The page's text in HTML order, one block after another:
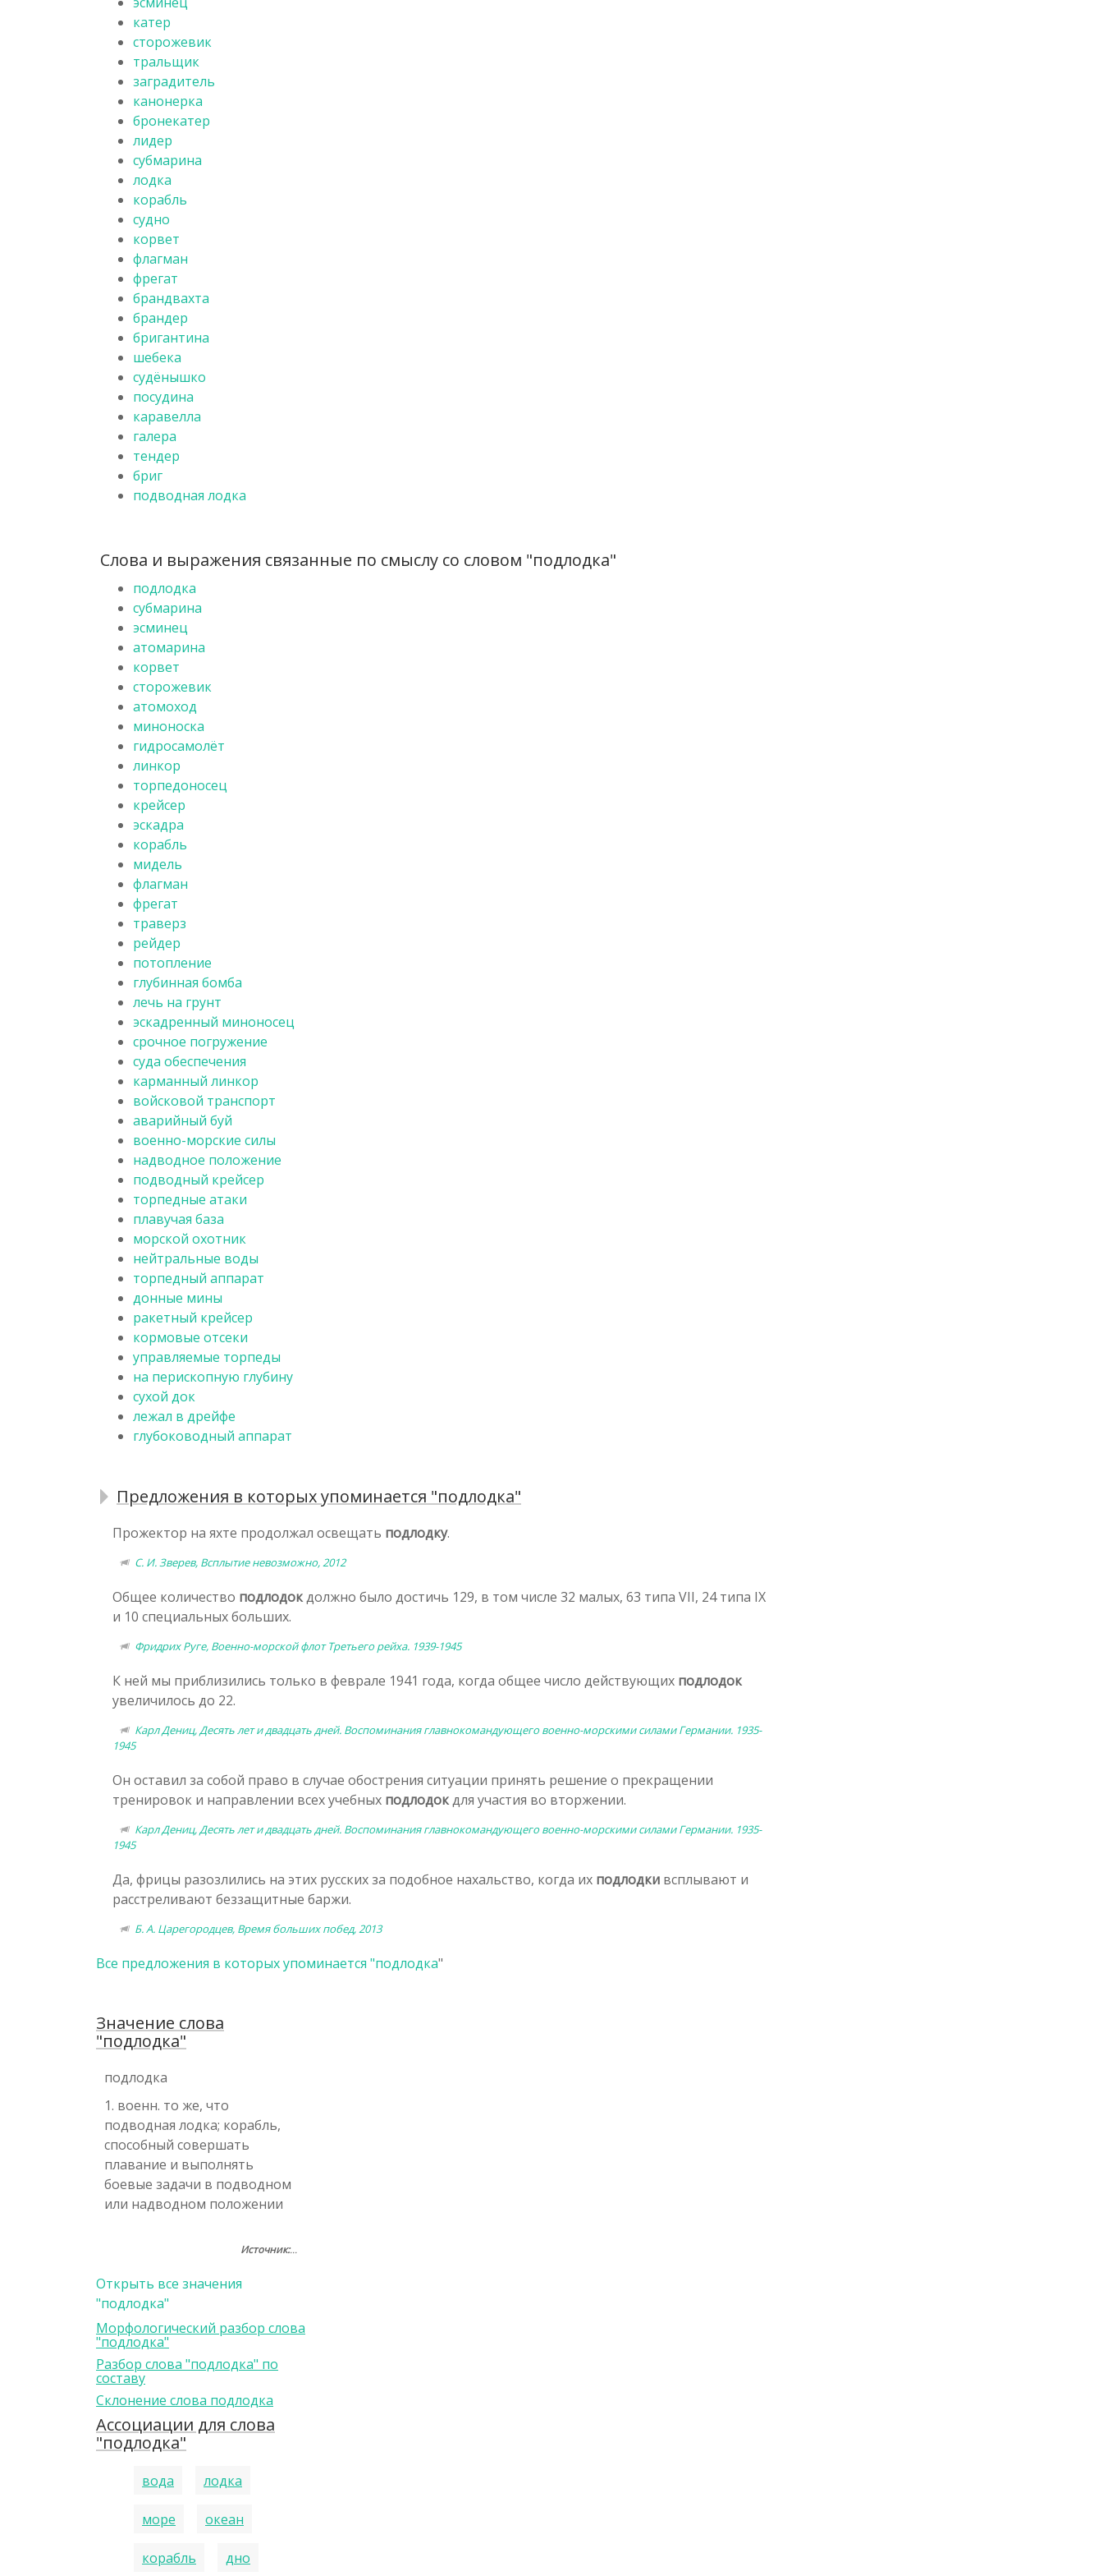
катер
сторожевик
тральщик
заградитель
канонерка
бронекатер
лидер
субмарина
лодка
корабль
судно
корвет
флагман
фрегат
брандвахта
брандер
бригантина
шебека
судёнышко
посудина
каравелла
галера
тендер
бриг
подводная лодка
Слова и выражения связанные по смыслу со словом "подлодка"
подлодка
субмарина
эсминец
атомарина
корвет
сторожевик
атомоход
миноноска
гидросамолёт
линкор
торпедоносец
крейсер
эскадра
корабль
мидель
флагман
фрегат
траверз
рейдер
потопление
глубинная бомба
лечь на грунт
эскадренный миноносец
срочное погружение
суда обеспечения
карманный линкор
войсковой транспорт
аварийный буй
военно-морские силы
надводное положение
подводный крейсер
торпедные атаки
плавучая база
морской охотник
нейтральные воды
торпедный аппарат
донные мины
ракетный крейсер
кормовые отсеки
управляемые торпеды
на перископную глубину
сухой док
лежал в дрейфе
глубоководный аппарат
Предложения в которых упоминается "подлодка"
Прожектор на яхте продолжал освещать подлодку.
С. И. Зверев, Всплытие невозможно, 2012
Общее количество подлодокдолжно было достичь 129, в том числе 32 малых, 63 типа VII, 24 типа IX
и 10 специальных больших.
Фридрих Руге, Военно-морской флот Третьего рейха. 1939-1945
К ней мы приблизились только в феврале 1941 года, когда общее число действующих подлодок
увеличилось до 22.
Карл Дениц, Десять лет и двадцать дней. Воспоминания главнокомандующего военно-морскими силами Германии. 1935-
1945
Он оставил за собой право в случае обострения ситуации принять решение о прекращении
тренировок и направлении всех учебных подлодокдля участия во вторжении.
Карл Дениц, Десять лет и двадцать дней. Воспоминания главнокомандующего военно-морскими силами Германии. 1935-
1945
Да, фрицы разозлились на этих русских за подобное нахальство, когда их подлодки всплывают и
расстреливают беззащитные баржи.
Б. А. Царегородцев, Время больших побед, 2013
Все предложения в которых упоминается "подлодка"
Значение слова
"подлодка"
подлодка
1. военн. то же, что
подводная лодка; корабль,
способный совершать
плавание и выполнять
боевые задачи в подводном
или надводном положении
Источник:...
Открыть все значения
"подлодка"
Морфологический разбор слова
"подлодка"
Разбор слова "подлодка" по
составу
Склонение слова подлодка
Ассоциации для слова
"подлодка"
вода лодка
море океан
корабль дно